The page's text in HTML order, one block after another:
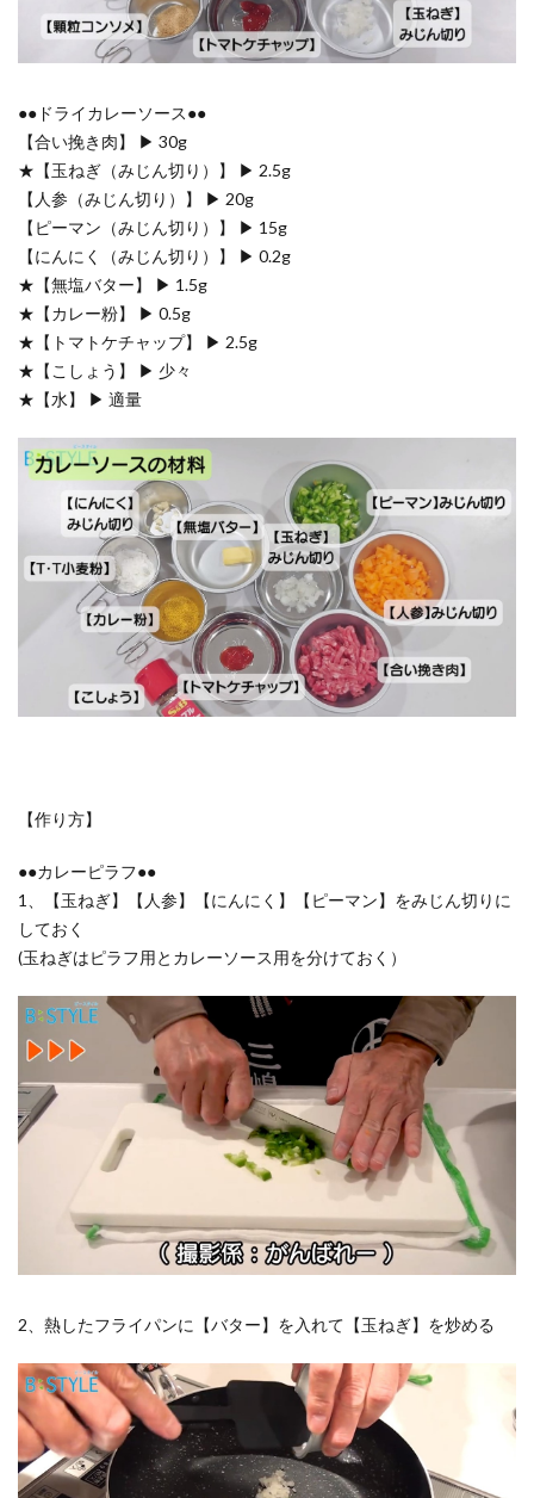
●●ドライカレーソース●●
【合い挽き肉】 ▶ 30g
★【玉ねぎ（みじん切り）】 ▶ 2.5g
【人参（みじん切り）】 ▶ 20g
【ピーマン（みじん切り）】 ▶ 15g
【にんにく（みじん切り）】 ▶ 0.2g
★【無塩バター】 ▶ 1.5g
★【カレー粉】 ▶ 0.5g
★【トマトケチャップ】 ▶ 2.5g
★【こしょう】 ▶ 少々
★【水】 ▶ 適量
【作り方】
●●カレーピラフ●●
1、【玉ねぎ】【人参】【にんにく】【ピーマン】をみじん切りに
しておく
(玉ねぎはピラフ用とカレーソース用を分けておく）
2、熱したフライパンに【バター】を入れて【玉ねぎ】を炒める